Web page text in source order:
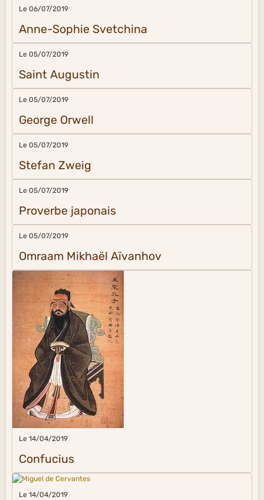
Le 06/07/2019
Anne-Sophie Svetchina
Le 05/07/2019
Saint Augustin
Le 05/07/2019
George Orwell
Le 05/07/2019
Stefan Zweig
Le 05/07/2019
Proverbe japonais
Le 05/07/2019
Omraam Mikhaël Aïvanhov
Le 14/04/2019
Confucius
Le 14/04/2019